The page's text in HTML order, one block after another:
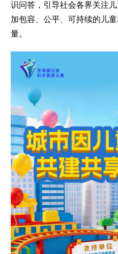
识问答，引导社会各界关注
加包容、公平、可持续的儿
量。